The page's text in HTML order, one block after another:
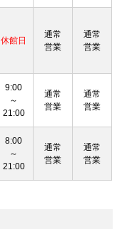
休館日
通常
営業
通常
営業
9:00
～
21:00
通常
営業
通常
営業
8:00
～
21:00
通常
営業
通常
営業